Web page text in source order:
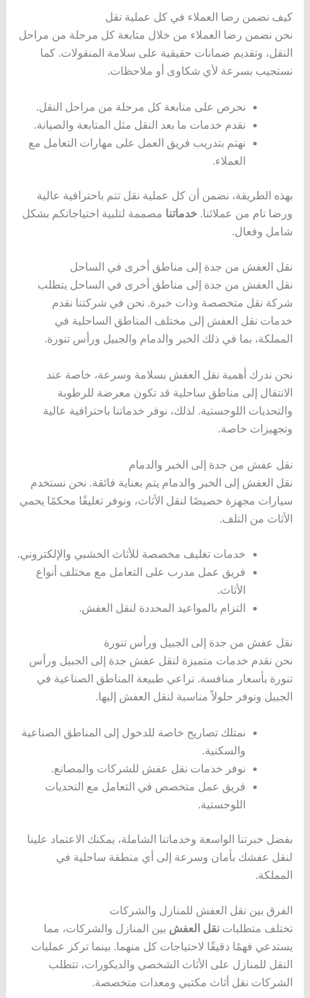
كيف نضمن رضا العملاء في كل عملية نقل
نحن نضمن رضا العملاء من خلال متابعة كل مرحلة من مراحل
النقل، وتقديم ضمانات حقيقية على سلامة المنقولات. كما
نستجيب بسرعة لأي شكاوى أو ملاحظات.
نحرص على متابعة كل مرحلة من مراحل النقل.
نقدم خدمات ما بعد النقل مثل المتابعة والصيانة.
نهتم بتدريب فريق العمل على مهارات التعامل مع
العملاء.
بهذه الطريقة، نضمن أن كل عملية نقل تتم باحترافية عالية
ورضا تام من عملائنا. خدماتنا مصممة لتلبية احتياجاتكم بشكل
شامل وفعال.
نقل العفش من جدة إلى مناطق أخرى في الساحل
نقل العفش من جدة إلى مناطق أخرى في الساحل يتطلب
شركة نقل متخصصة وذات خبرة. نحن في شركتنا نقدم
خدمات نقل العفش إلى مختلف المناطق الساحلية في
المملكة، بما في ذلك الخبر والدمام والجبيل ورأس تنورة.
نحن ندرك أهمية نقل العفش بسلامة وسرعة، خاصة عند
الانتقال إلى مناطق ساحلية قد تكون معرضة للرطوبة
والتحديات اللوجستية. لذلك، نوفر خدماتنا باحترافية عالية
وتجهيزات خاصة.
نقل عفش من جدة إلى الخبر والدمام
نقل العفش إلى الخبر والدمام يتم بعناية فائقة. نحن نستخدم
سيارات مجهزة خصيصًا لنقل الأثاث، ونوفر تغليفًا محكمًا يحمي
الأثاث من التلف.
خدمات تغليف مخصصة للأثاث الخشبي والإلكتروني.
فريق عمل مدرب على التعامل مع مختلف أنواع
الأثاث.
التزام بالمواعيد المحددة لنقل العفش.
نقل عفش من جدة إلى الجبيل ورأس تنورة
نحن نقدم خدمات متميزة لنقل عفش جدة إلى الجبيل ورأس
تنورة بأسعار منافسة. نراعي طبيعة المناطق الصناعية في
الجبيل ونوفر حلولاً مناسبة لنقل العفش إليها.
نمتلك تصاريح خاصة للدخول إلى المناطق الصناعية
والسكنية.
نوفر خدمات نقل عفش للشركات والمصانع.
فريق عمل متخصص في التعامل مع التحديات
اللوجستية.
بفضل خبرتنا الواسعة وخدماتنا الشاملة، يمكنك الاعتماد علينا
لنقل عفشك بأمان وسرعة إلى أي منطقة ساحلية في
المملكة.
الفرق بين نقل العفش للمنازل والشركات
تختلف متطلبات نقل العفش بين المنازل والشركات، مما
يستدعي فهمًا دقيقًا لاحتياجات كل منهما. بينما تركز عمليات
النقل للمنازل على الأثاث الشخصي والديكورات، تتطلب
الشركات نقل أثاث مكتبي ومعدات متخصصة.